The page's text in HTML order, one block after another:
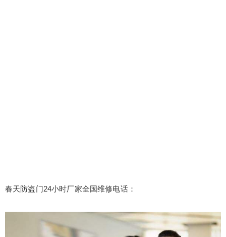
春天防盗门24小时厂家全国维修电话：